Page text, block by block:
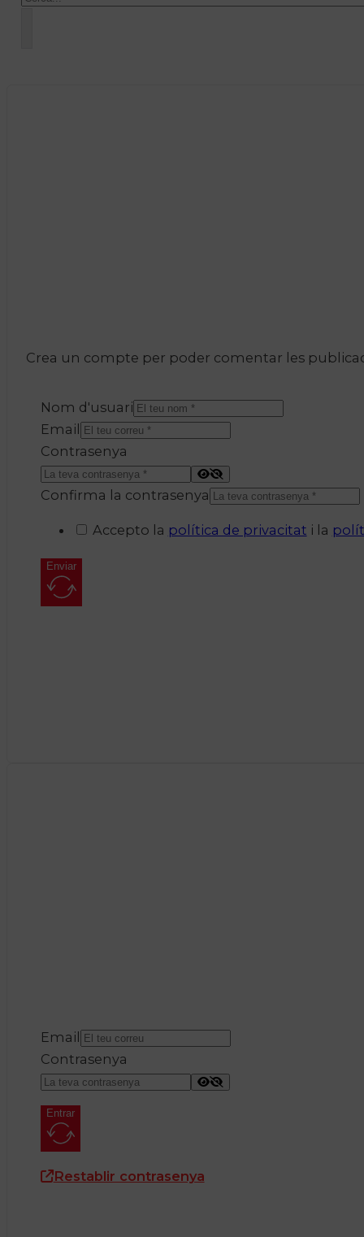
Crea un compte per poder comentar les
Nom d'usuari
Email
Contrasenya
Confirma la contrasenya
Accepto la política de privacitat i la
Enviar
Email
Contrasenya
Entrar
Restablir contrasenya